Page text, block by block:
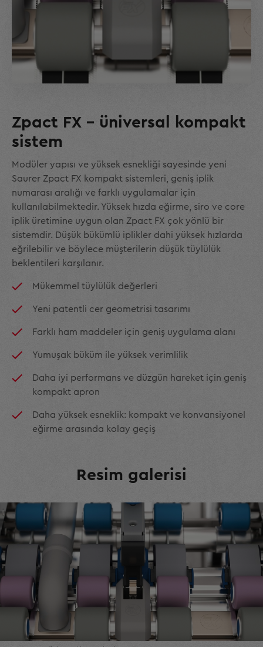
Zpact FX – üniversal kompakt
sistem
Modüler yapısı ve yüksek esnekliği sayesinde yeni
Saurer Zpact FX kompakt sistemleri, geniş iplik
numarası aralığı ve farklı uygulamalar için
kullanılabilmektedir. Yüksek hızda eğirme, siro ve core
iplik üretimine uygun olan Zpact FX çok yönlü bir
sistemdir. Düşük bükümlü iplikler dahi yüksek hızlarda
eğrilebilir ve böylece müşterilerin düşük tüylülük
beklentileri karşılanır.
Mükemmel tüylülük değerleri
Yeni patentli cer geometrisi tasarımı
Farklı ham maddeler için geniş uygulama alanı
Yumuşak büküm ile yüksek verimlilik
Daha iyi performans ve düzgün hareket için geniş
kompakt apron
Daha yüksek esneklik: kompakt ve konvansiyonel
eğirme arasında kolay geçiş
Resim galerisi